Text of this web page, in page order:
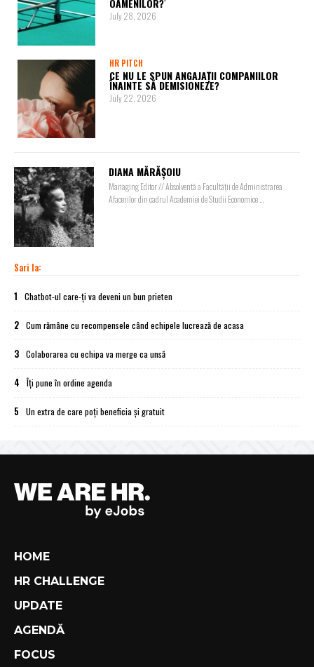
OAMENILOR?
July 28, 2026
HR PITCH
CE NU LE SPUN ANGAJAȚII COMPANIILOR
ÎNAINTE SĂ DEMISIONEZE?
July 22, 2026
DIANA MĂRĂȘOIU
Managing Editor // Absolventă a Facultății de Administrarea
Afacerilor din cadrul Academiei de Studii Economice ...
Sari la:
1 Chatbot-ul care-ți va deveni un bun prieten
2 Cum rămâne cu recompensele când echipele lucrează de acasa
3 Colaborarea cu echipa va merge ca unsă
4 Îți pune în ordine agenda
5 Un extra de care poți beneficia și gratuit
HOME
HR CHALLENGE
UPDATE
AGENDĂ
FOCUS